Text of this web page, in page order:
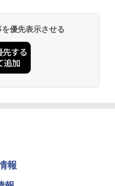
P31i ブラック
レード版】AOKIMI ワイヤ
Flo Milli, ATL Jacob
ver.)
本
」(22) (角川コミックス・
モノクロ版 39 (ジャンプ
優先表示させる
報